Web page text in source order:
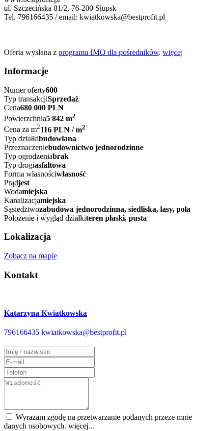
ul. Szczecińska 81/2, 76-200 Słupsk
Tel. 796166435 / email: kwiatkowska@bestprofit.pl
Oferta wysłana z programu IMO dla pośredników. więcej
Informacje
Numer oferty600
Typ transakcjiSprzedaż
Cena680 000 PLN
Powierzchnia5 842 m2
Cena za m2116 PLN / m2
Typ działkibudowlana
Przeznaczeniebudownictwo jednorodzinne
Typ ogrodzeniabrak
Typ drogiasfaltowa
Forma własnościwłasność
Prądjest
Wodamiejska
Kanalizacjamiejska
Sąsiedztwozabudowa jednorodzinna, siedliska, lasy, pola
Położenie i wygląd działkiteren płaski, pusta
Lokalizacja
Zobacz na mapie
Kontakt
Katarzyna Kwiatkowska
796166435 kwiatkowska@bestprofit.pl
Wyrażam zgodę na przetwarzanie podanych przeze mnie
danych osobowych. więcej...